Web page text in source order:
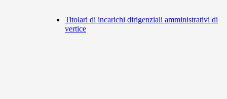
Titolari di incarichi dirigenziali amministrativi di
vertice